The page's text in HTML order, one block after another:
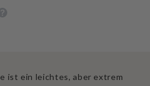
ist ein leichtes, aber extrem